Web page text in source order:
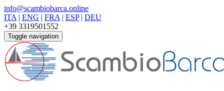
info@scambiobarca.online
ITA | ENG | FRA | ESP| DEU
+39 3319501552
Toggle navigation